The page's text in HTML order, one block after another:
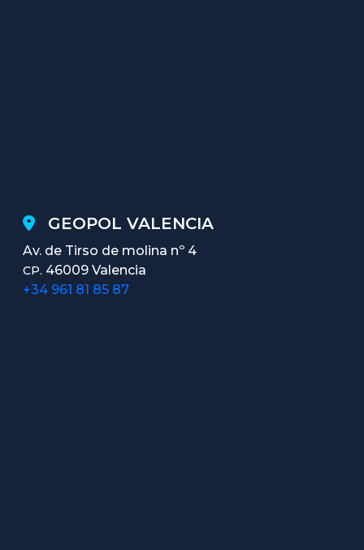
GEOPOL VALENCIA
Av. de Tirso de molina nº 4
CP. 46009 Valencia
+34 961 81 85 87